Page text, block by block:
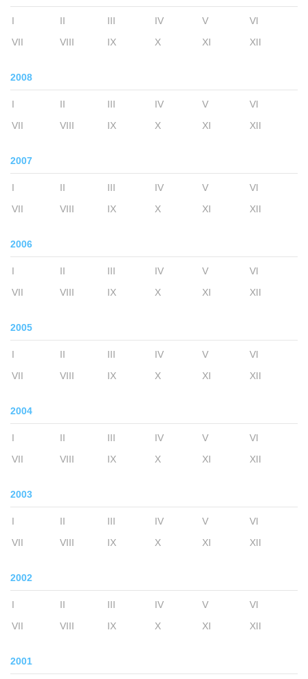
I II III IV V
VI
VII
VIII IX X XI XII
2008
I II III IV V
VI
VII
VIII IX X XI XII
2007
I II III IV V
VI
VII
VIII IX X XI XII
2006
I II III IV V
VI
VII
VIII IX X XI XII
2005
I II III IV V
VI
VII
VIII IX X XI XII
2004
I II III IV V
VI
VII
VIII IX X XI XII
2003
I II III IV V
VI
VII
VIII IX X XI XII
2002
I II III IV V
VI
VII
VIII IX X XI XII
2001